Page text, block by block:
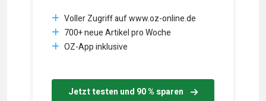
Voller Zugriff auf www.oz-online.de
700+ neue Artikel pro Woche
OZ-App inklusive
Jetzt testen und 90 % sparen